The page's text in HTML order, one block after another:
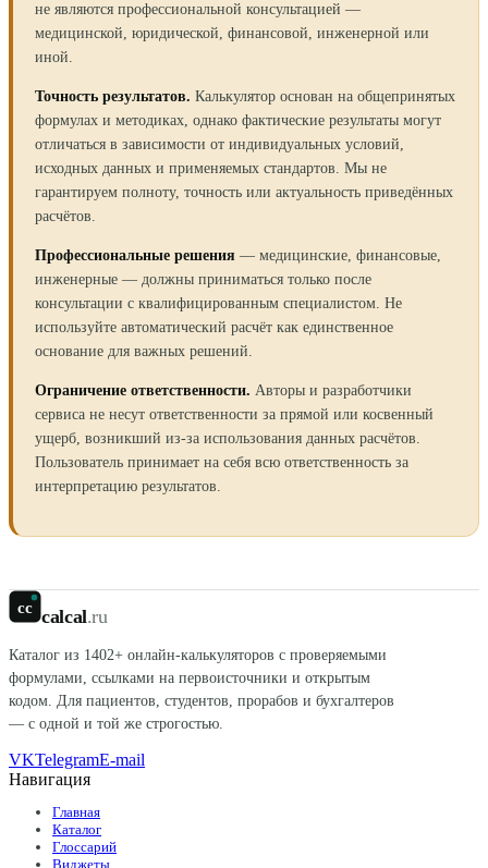
не являются профессиональной консультацией —
медицинской, юридической, финансовой, инженерной или
иной.
Точность результатов. Калькулятор основан на общепринятых
формулах и методиках, однако фактические результаты могут
отличаться в зависимости от индивидуальных условий,
исходных данных и применяемых стандартов. Мы не
гарантируем полноту, точность или актуальность приведённых
расчётов.
Профессиональные решения — медицинские, финансовые,
инженерные — должны приниматься только после
консультации с квалифицированным специалистом. Не
используйте автоматический расчёт как единственное
основание для важных решений.
Ограничение ответственности. Авторы и разработчики
сервиса не несут ответственности за прямой или косвенный
ущерб, возникший из-за использования данных расчётов.
Пользователь принимает на себя всю ответственность за
интерпретацию результатов.
cc calcal.ru
Каталог из 1402+ онлайн-калькуляторов с проверяемыми
формулами, ссылками на первоисточники и открытым
кодом. Для пациентов, студентов, прорабов и бухгалтеров
— с одной и той же строгостью.
VKTelegramE-mail
Навигация
Главная
Каталог
Глоссарий
Виджеты